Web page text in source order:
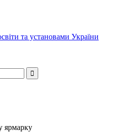
та установами України
ярмарку